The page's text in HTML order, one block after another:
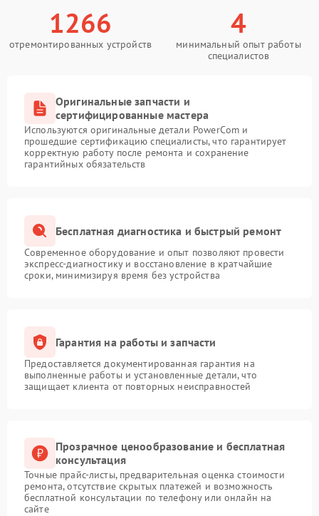
1266
отремонтированных устройств
4
минимальный опыт работы
специалистов
Оригинальные запчасти и
сертифицированные мастера
Используются оригинальные детали PowerCom и
прошедшие сертификацию специалисты, что гарантирует
корректную работу после ремонта и сохранение
гарантийных обязательств
Бесплатная диагностика и быстрый ремонт
Современное оборудование и опыт позволяют провести
экспресс-диагностику и восстановление в кратчайшие
сроки, минимизируя время без устройства
Гарантия на работы и запчасти
Предоставляется документированная гарантия на
выполненные работы и установленные детали, что
защищает клиента от повторных неисправностей
Прозрачное ценообразование и бесплатная
консультация
Точные прайс-листы, предварительная оценка стоимости
ремонта, отсутствие скрытых платежей и возможность
бесплатной консультации по телефону или онлайн на
сайте